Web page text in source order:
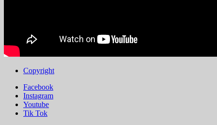
Copyright
Facebook
Instagram
Youtube
Tik Tok